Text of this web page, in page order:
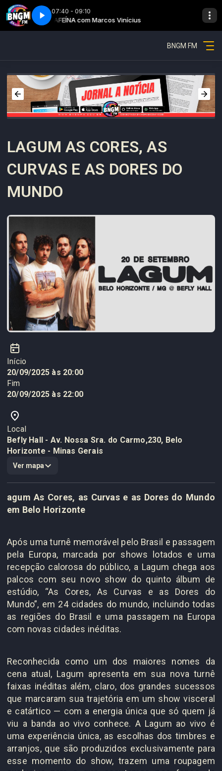
07:40 - 09:10
CAFEÍNA com Marcos Vinícius
Cafeína - Parte 2
BNGM FM
LAGUM AS CORES, AS
CURVAS E AS DORES DO
MUNDO
Início
20/09/2025 às 20:00
Fim
20/09/2025 às 22:00
Local
Befly Hall - Av. Nossa Sra. do Carmo,230, Belo
Horizonte - Minas Gerais
Ver mapa
agum As Cores, as Curvas e as Dores do Mundo
em Belo Horizonte
Após uma turnê memorável pelo Brasil e passagem
pela Europa, marcada por shows lotados e uma
recepção calorosa do público, a Lagum chega aos
palcos com seu novo show do quinto álbum de
estúdio, “As Cores, As Curvas e as Dores do
Mundo”, em 24 cidades do mundo, incluindo todas
as regiões do Brasil e uma passagem na Europa
com novas cidades inéditas.
Reconhecida como um dos maiores nomes da
cena atual, Lagum apresenta em sua nova turnê
faixas inéditas além, claro, dos grandes sucessos
que marcaram sua trajetória em um show visceral
e catártico — com a energia única que só quem já
viu a banda ao vivo conhece. A Lagum ao vivo é
uma experiência única, as escolhas dos timbres e
arranjos, que são produzidos exclusivamente para
esse momento do show, trazem uma roupagem